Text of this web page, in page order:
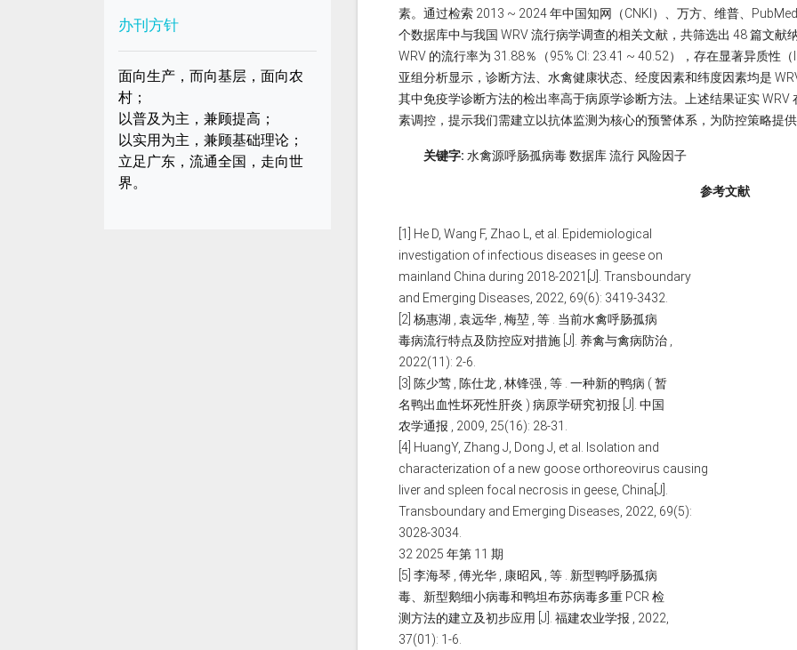
办刊方针
面向生产，而向基层，面向农
村；
以普及为主，兼顾提高；
以实用为主，兼顾基础理论；
立足广东，流通全国，走向世
界。
素。通过检索 2013 ~ 2024 年中国知网（CNKI）、万方、维普、
个数据库中与我国 WRV 流行病学调查的相关文献，共筛选出 48 篇文献
WRV 的流行率为 31.88％（95% CI: 23.41 ~ 40.52），存在显著异质性
亚组分析显示，诊断方法、水禽健康状态、经度因素和纬度因素均是
其中免疫学诊断方法的检出率高于病原学诊断方法。上述结果证实 WRV
素调控，提示我们需建立以抗体监测为核心的预警体系，为防控策略提供
关键字: 水禽源呼肠孤病毒 数据库 流行 风险因子
参考文献
[1] He D, Wang F, Zhao L, et al. Epidemiological
investigation of infectious diseases in geese on
mainland China during 2018-2021[J]. Transboundary
and Emerging Diseases, 2022, 69(6): 3419-3432.
[2] 杨惠湖 , 袁远华 , 梅堃 , 等 . 当前水禽呼肠孤病
毒病流行特点及防控应对措施 [J]. 养禽与禽病防治 ,
2022(11): 2-6.
[3] 陈少莺 , 陈仕龙 , 林锋强 , 等 . 一种新的鸭病 ( 暂
名鸭出血性坏死性肝炎 ) 病原学研究初报 [J]. 中国
农学通报 , 2009, 25(16): 28-31.
[4] HuangY, Zhang J, Dong J, et al. Isolation and
characterization of a new goose orthoreovirus causing
liver and spleen focal necrosis in geese, China[J].
Transboundary and Emerging Diseases, 2022, 69(5):
3028-3034.
32 2025 年第 11 期
[5] 李海琴 , 傅光华 , 康昭风 , 等 . 新型鸭呼肠孤病
毒、新型鹅细小病毒和鸭坦布苏病毒多重 PCR 检
测方法的建立及初步应用 [J]. 福建农业学报 , 2022,
37(01): 1-6.